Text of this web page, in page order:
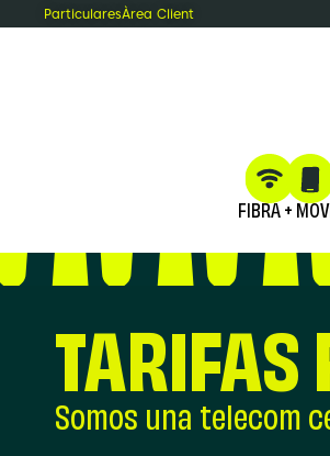
ParticularesÀrea Client
FIBRA +
TARIFAS
Somos una telecom